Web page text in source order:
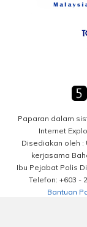
Paparan dalam
Internet
Disediakan oleh :
kerjasama
Ibu Pejabat Polis
Telefon: +603 -
Bantuan